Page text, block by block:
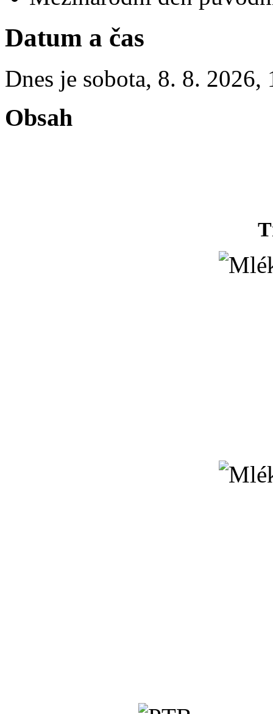
Datum a čas
Dnes je sobota, 8. 8. 2026,
Obsah